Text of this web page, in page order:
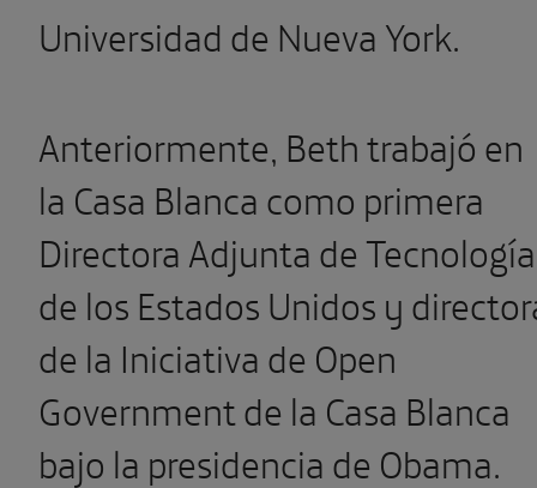
Universidad de Nueva York.
Anteriormente, Beth trabajó en
la Casa Blanca como primera
Directora Adjunta de Tecnología
de los Estados Unidos y
de la Iniciativa de Open
Government de la Casa Blanca
bajo la presidencia de Obama.